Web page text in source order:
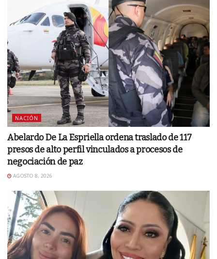
NACIÓN
Abelardo De La Espriella ordena traslado de 117
presos de alto perfil vinculados a procesos de
negociación de paz
AGOSTO 8, 2026